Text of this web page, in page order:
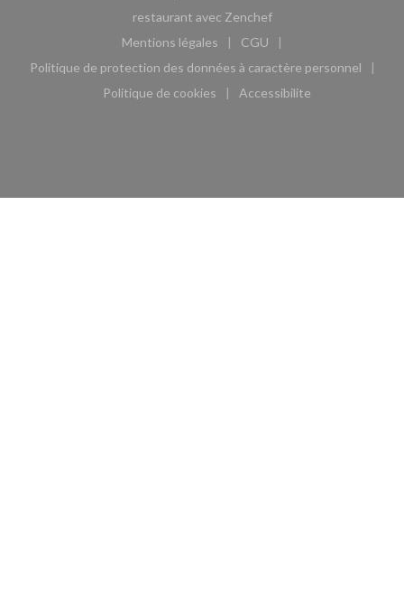
restaurant avec Zenchef((ouvre une nouvelle
Mentions légales
((ouvre une nouvelle fenêtre))
CGU
((ouvre une nouvelle
Politique de protection des données à caractère personnel
((ouvre une nouvelle fenêtre))
Politique de cookies
((ouvre une nouvelle fenêtre))
Accessibilite